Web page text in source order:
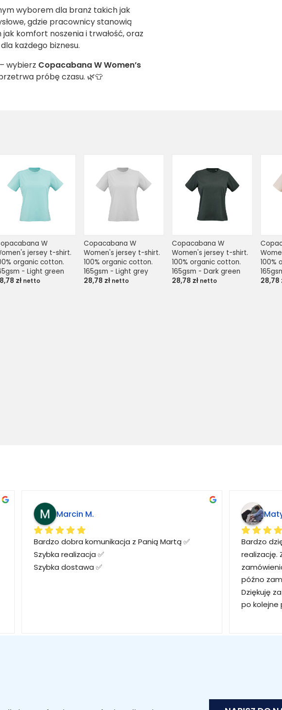
wyborem dla branż takich jak
gdzie pracownicy stanowią
komfort noszenia i trwałość, oraz
każdego biznesu.
wybierz Copacabana W Women’s
próbę czasu. 🌿👕
W
jersey t-shirt.
organic cotton.
- Light green
zł netto
Copacabana W
Women's jersey t-shirt.
100% organic cotton.
165gsm - Light grey
28,78 zł netto
Copacabana W
Women's jersey t-shirt.
100% organic cotton.
165gsm - Dark green
28,78 zł netto
100%
28,78
Marcin M.
Bardzo dobra komunikacja z Panią Martą ✅
Szybka realizacja ✅
Szybka dostawa ✅
Bardzo
realizację.
późno
Dziękuję
po kolejne